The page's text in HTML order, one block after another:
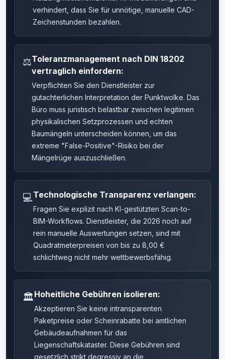
verhindert, dass Sie für unnötige, manuelle CAD-
Zeichenstunden bezahlen.
⚖️Toleranzmanagement nach DIN 18202
vertraglich einfordern:
Verpflichten Sie den Dienstleister zur
gutachterlichen Interpretation der Punktwolke. Das
Büro muss juristisch belastbar zwischen legitimen
physikalischen Setzprozessen und echten
Baumängeln unterscheiden können, um das
extreme "False-Positive"-Risiko bei der
Mängelrüge auszuschließen.
💻Technologische Transparenz verlangen:
Fragen Sie explizit nach KI-gestützten Scan-to-
BIM-Workflows. Dienstleister, die 2026 noch auf
rein manuelle Auswertungen setzen, sind mit
Quadratmeterpreisen von bis zu 8,00 €
schlichtweg nicht mehr wettbewerbsfähig.
🏛️Hoheitliche Gebühren isolieren:
Akzeptieren Sie keine intransparenten
Paketpreise oder Scheinrabatte bei amtlichen
Gebäudeaufnahmen für das
Liegenschaftskataster. Diese Gebühren sind
gesetzlich strikt degressiv an die